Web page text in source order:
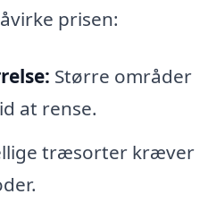
prisen:
Større områder
at rense.
træsorter kræver